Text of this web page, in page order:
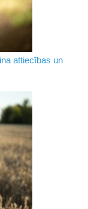
attiecības un